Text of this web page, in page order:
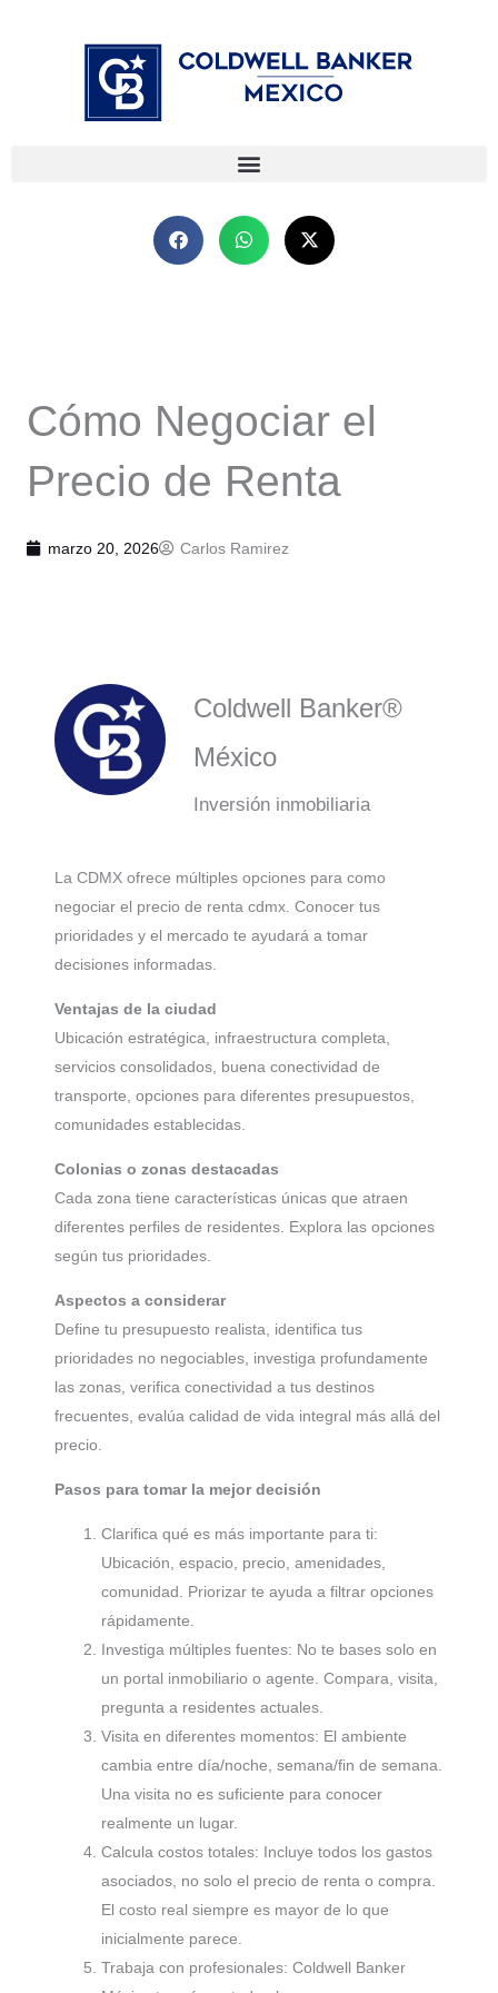
Cómo Negociar el
Precio de Renta
marzo 20, 2026 Carlos Ramirez
Coldwell Banker®
México
Inversión inmobiliaria
La CDMX ofrece múltiples opciones para como
negociar el precio de renta cdmx. Conocer tus
prioridades y el mercado te ayudará a tomar
decisiones informadas.
Ventajas de la ciudad
Ubicación estratégica, infraestructura completa,
servicios consolidados, buena conectividad de
transporte, opciones para diferentes presupuestos,
comunidades establecidas.
Colonias o zonas destacadas
Cada zona tiene características únicas que atraen
diferentes perfiles de residentes. Explora las opciones
según tus prioridades.
Aspectos a considerar
Define tu presupuesto realista, identifica tus
prioridades no negociables, investiga profundamente
las zonas, verifica conectividad a tus destinos
frecuentes, evalúa calidad de vida integral más allá del
precio.
Pasos para tomar la mejor decisión
Clarifica qué es más importante para ti:
Ubicación, espacio, precio, amenidades,
comunidad. Priorizar te ayuda a filtrar opciones
rápidamente.
Investiga múltiples fuentes: No te bases solo en
un portal inmobiliario o agente. Compara, visita,
pregunta a residentes actuales.
Visita en diferentes momentos: El ambiente
cambia entre día/noche, semana/fin de semana.
Una visita no es suficiente para conocer
realmente un lugar.
Calcula costos totales: Incluye todos los gastos
asociados, no solo el precio de renta o compra.
El costo real siempre es mayor de lo que
inicialmente parece.
Trabaja con profesionales: Coldwell Banker